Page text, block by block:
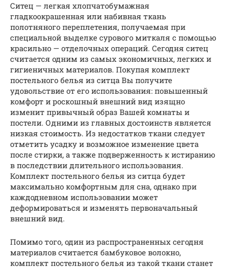
Ситец — легкая хлопчатобумажная
гладкоокрашенная или набивная ткань
полотняного переплетения, получаемая при
специальной выделке сурового миткаля с помощью
красильно — отделочных операций. Сегодня ситец
считается одним из самых экономичных, легких и
гигиеничных материалов. Покупая комплект
постельного белья из ситца Вы получите
удовольствие от его использования: повышенный
комфорт и роскошный внешний вид изящно
изменит привычный образ Вашей комнаты и
постели. Одними из главных достоинств является
низкая стоимость. Из недостатков ткани следует
отметить усадку и возможное изменение цвета
после стирки, а также подверженность к истиранию
в последствии длительного использования.
Комплект постельного белья из ситца будет
максимально комфортным для сна, однако при
каждодневном использовании может
деформироваться и изменять первоначальный
внешний вид.
Помимо того, один из распространенных сегодня
материалов считается бамбуковое волокно,
комплект постельного белья из такой ткани станет